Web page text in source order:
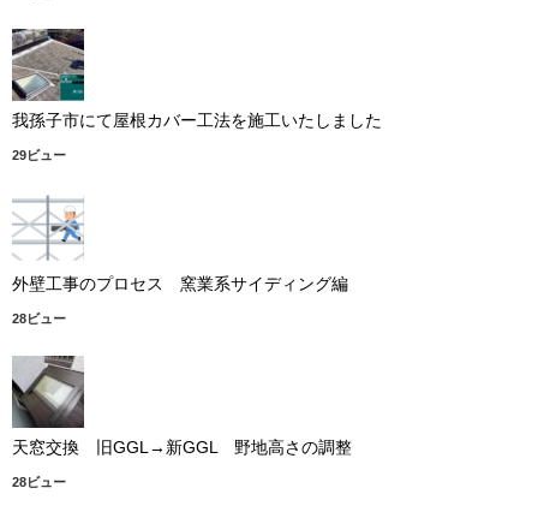
我孫子市にて屋根カバー工法を施工いたしました
29ビュー
外壁工事のプロセス 窯業系サイディング編
28ビュー
天窓交換 旧GGL→新GGL 野地高さの調整
28ビュー